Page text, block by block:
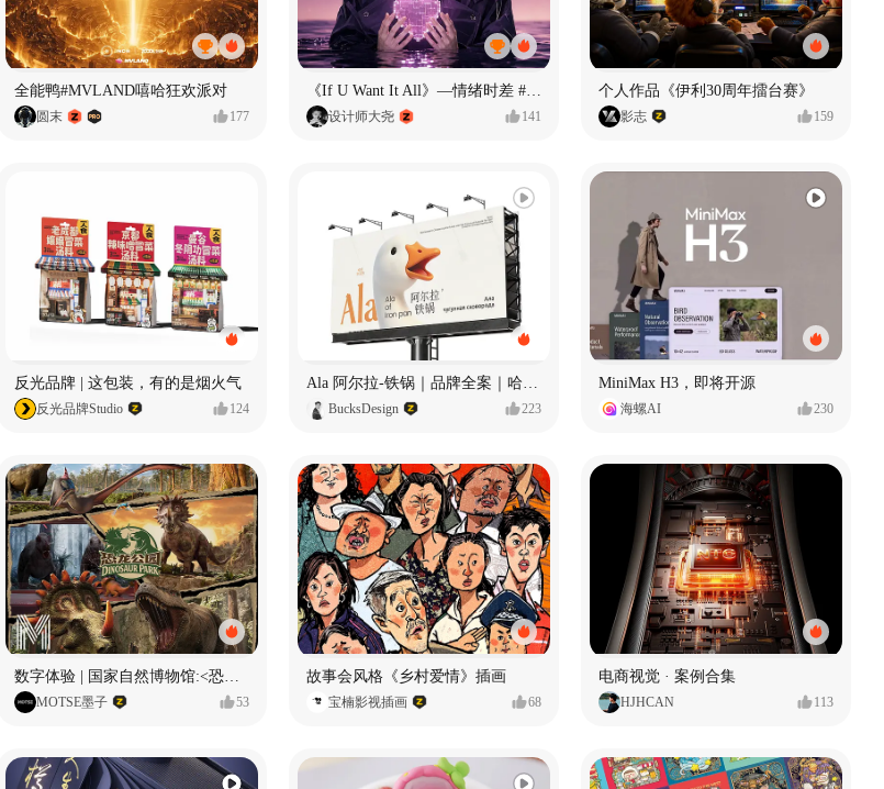
全能鸭#MVLAND嘻哈狂欢派对
圆末 177 设计师大尧 141
个人作品《伊利30周年擂台赛》
影志 159
反光品牌 | 这包装，有的是烟火气
反光品牌Studio 124
Ala 阿尔拉-铁锅｜品牌全案｜哈尔滨
BucksDesign 223
MiniMax H3，即将开源
海螺AI 230
MOTSE墨子 53
故事会风格《乡村爱情》插画
宝楠影视插画 68
电商视觉 · 案例合集
HJHCAN 113